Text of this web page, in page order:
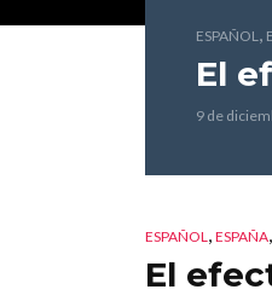
ESPAÑOL,
El
9 de
ESPAÑOL, ESPAÑA,
El